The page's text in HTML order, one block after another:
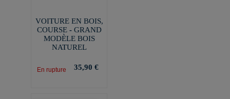
VOITURE EN BOIS,
COURSE - GRAND
MODÈLE BOIS
NATUREL
En rupture 35,90 €